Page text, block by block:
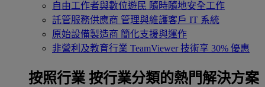
自由工作者與數位遊民 隨時隨地安全工作
託管服務供應商 管理與維護客戶 IT 系統
原始設備製造商 簡化支援與運作
非營利及教育行業 TeamViewer 技術享 30% 優惠
按照行業 按行業分類的熱門解決方案